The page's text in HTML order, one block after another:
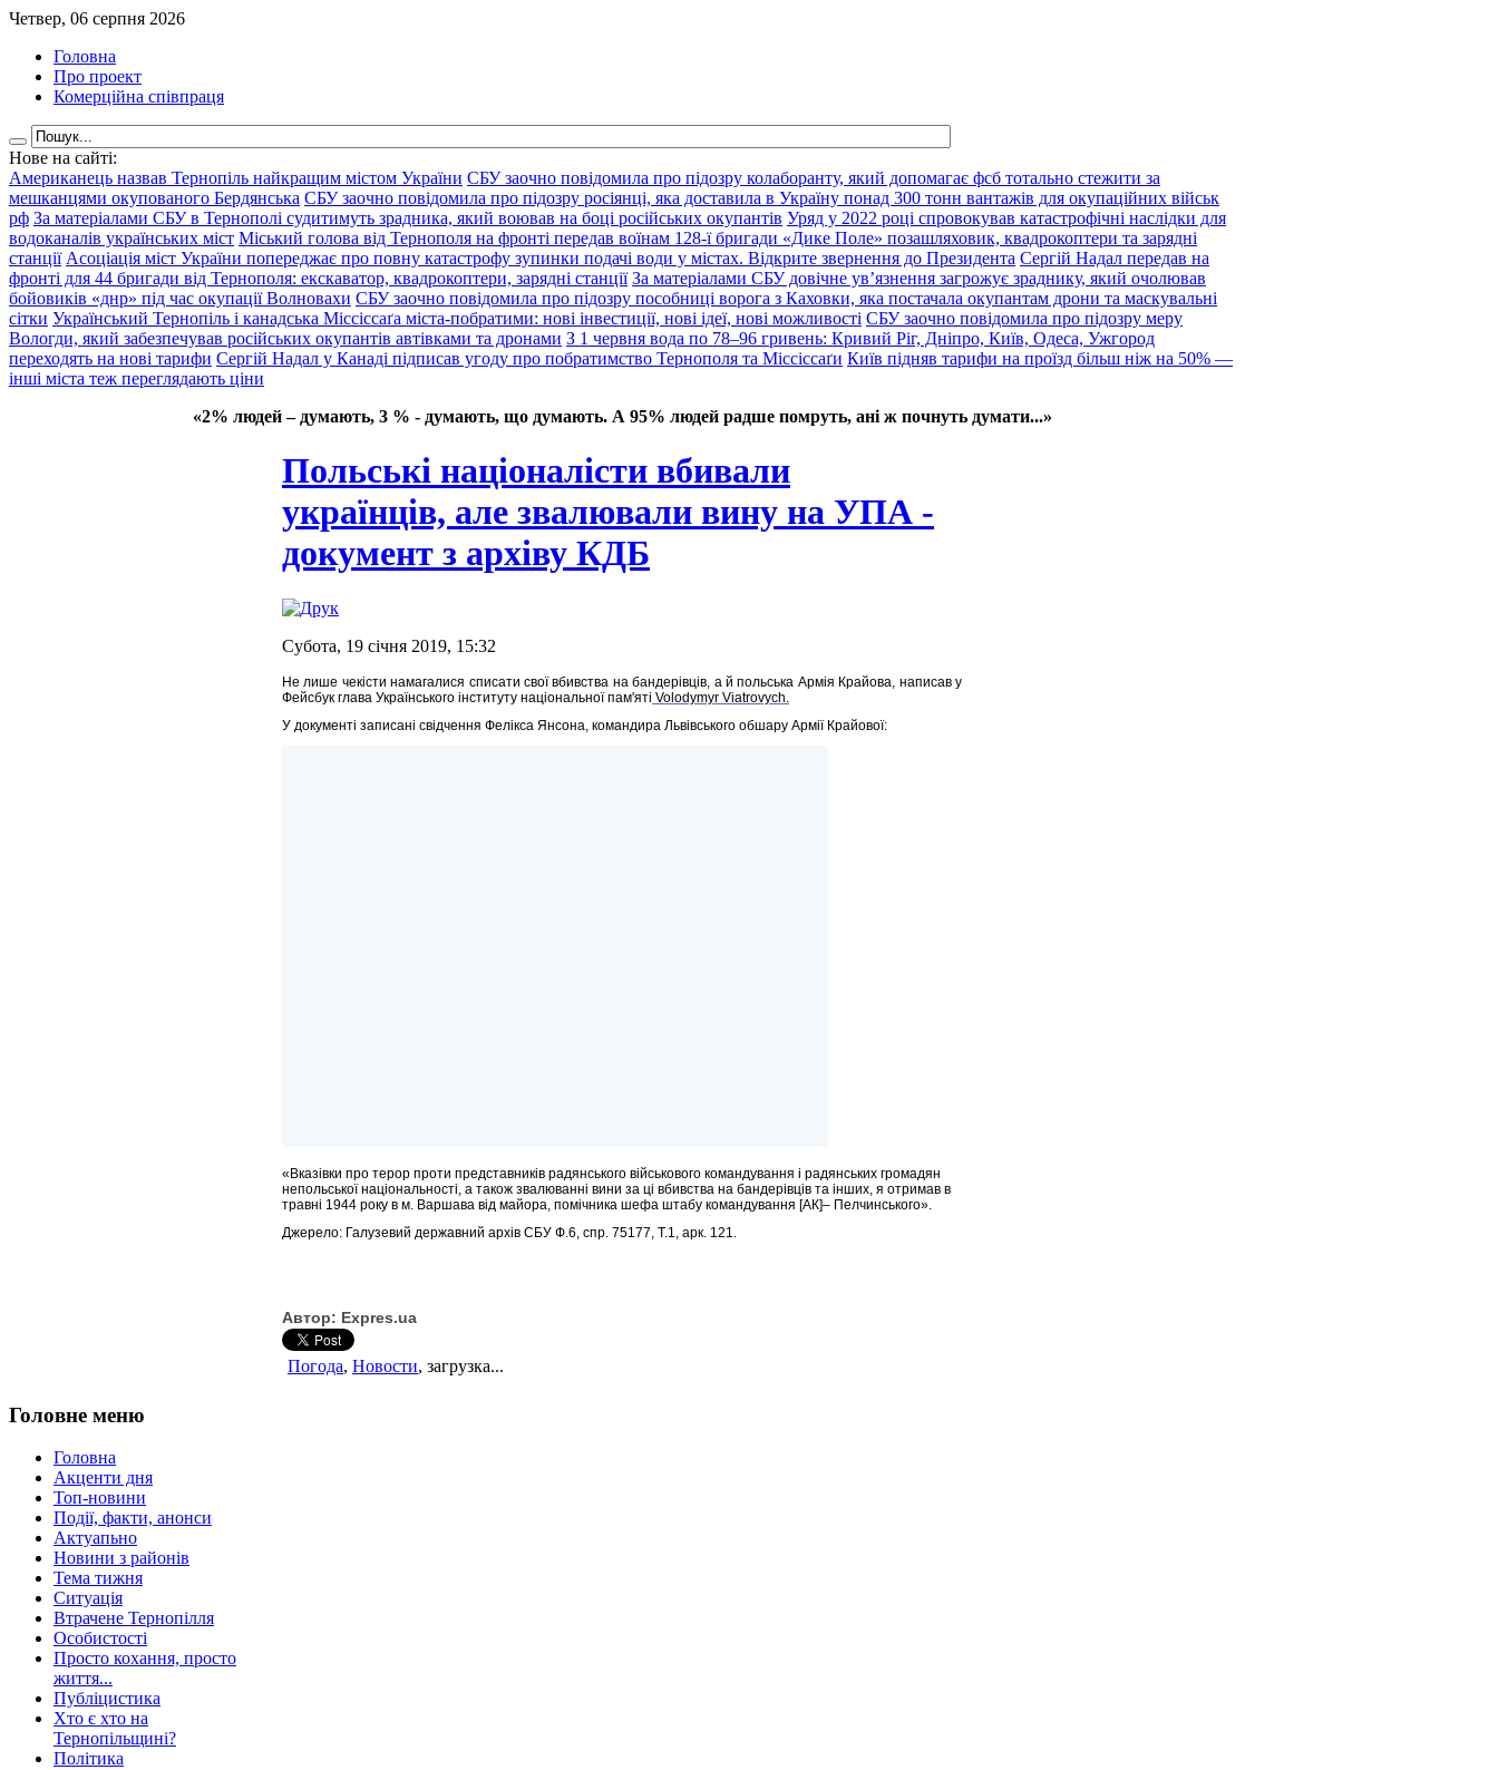
Четвер, 06 серпня 2026
Головна
Про проект
Комерційна співпраця
Нове на сайті:
Американець назвав Тернопіль найкращим містом України СБУ заочно повідомила про підозру колаборанту, який допомагає фсб тотально стежити за
мешканцями окупованого Бердянська СБУ заочно повідомила про підозру росіянці, яка доставила в Україну понад 300 тонн вантажів для окупаційних військ
рф За матеріалами СБУ в Тернополі судитимуть зрадника, який воював на боці російських окупантів Уряд у 2022 році спровокував катастрофічні наслідки для
водоканалів українських міст Міський голова від Тернополя на фронті передав воїнам 128-ї бригади «Дике Поле» позашляховик, квадрокоптери та зарядні
станції Асоціація міст України попереджає про повну катастрофу зупинки подачі води у містах. Відкрите звернення до Президента Сергій Надал передав на
фронті для 44 бригади від Тернополя: екскаватор, квадрокоптери, зарядні станції За матеріалами СБУ довічне ув’язнення загрожує зраднику, який очолював
бойовиків «днр» під час окупації Волновахи СБУ заочно повідомила про підозру пособниці ворога з Каховки, яка постачала окупантам дрони та маскувальні
сітки Український Тернопіль і канадська Міссіссаґа міста-побратими: нові інвестиції, нові ідеї, нові можливості СБУ заочно повідомила про підозру меру
Вологди, який забезпечував російських окупантів автівками та дронами З 1 червня вода по 78–96 гривень: Кривий Ріг, Дніпро, Київ, Одеса, Ужгород
переходять на нові тарифи Сергій Надал у Канаді підписав угоду про побратимство Тернополя та Міссіссаґи Київ підняв тарифи на проїзд більш ніж на 50% —
інші міста теж переглядають ціни
«2% людей – думають, 3 % - думають, що думають. А 95% людей радше помруть, ані ж почнуть думати...»
Польські націоналісти вбивали
українців, але звалювали вину на УПА -
документ з архіву КДБ
Субота, 19 січня 2019, 15:32
Не лише чекісти намагалися списати свої вбивства на бандерівців, а й польська Армія Крайова, написав у
Фейсбук глава Українського інституту національної пам'яті Volodymyr Viatrovych.
У документі записані свідчення Фелікса Янсона, командира Львівського обшару Армії Крайової:
«Вказівки про терор проти представників радянського військового командування і радянських громадян
непольської національності, а також звалюванні вини за ці вбивства на бандерівців та інших, я отримав в
травні 1944 року в м. Варшава від майора, помічника шефа штабу командування [АК]– Пелчинського».
Джерело: Галузевий державний архів СБУ Ф.6, спр. 75177, Т.1, арк. 121.
Автор: Expres.ua
Погода, Новости, загрузка...
Головне меню
Головна
Акценти дня
Топ-новини
Події, факти, анонси
Актуапьно
Новини з районів
Тема тижня
Ситуація
Втрачене Тернопілля
Особистості
Просто кохання, просто
життя...
Публіцистика
Хто є хто на
Тернопільщині?
Політика